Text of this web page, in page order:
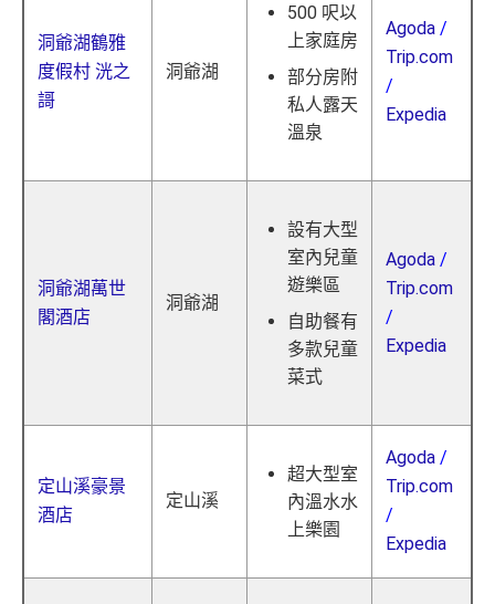
洞爺湖鶴雅
度假村 洸之
謌
洞爺湖
500 呎以
上家庭房
部分房附
私人露天
溫泉
Agoda /
Trip.com
/
Expedia
洞爺湖萬世
閣酒店
洞爺湖
設有大型
室內兒童
遊樂區
自助餐有
多款兒童
菜式
Agoda /
Trip.com
/
Expedia
定山溪豪景
酒店
定山溪
超大型室
內溫水水
上樂園
Agoda /
Trip.com
/
Expedia